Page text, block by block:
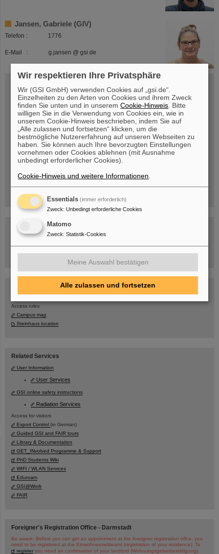
Jansen, Gabriele (GIV)
Telefon : 1776
E-Mail : g.jansen @ gsi.de
WEO Download Center (english)
Home Institution Declaration
Self Declaration
Application for invitation (for visa applications)
Canteen Vouchers
Confirmation Template for TUDa & h_da
Hotels
List of hotels
Rooms & Apartments
Opening Hours
Monday - Friday
from 09:00-14:00
For individual appointments, please contact us via
welcome-office(at)gsi.de.
How to get to GSI (LINK)
Access rules
Campus map
Steinhaus location
Related Services
User Information
User Services
GSI online safety instructions
Radiation Services
Access for visitors
Export Control (in German)
Guided GSI and FAIR tours
Library & Documentation
GET_INvolved Programme & Support
PhD Students Wiki
WIFI / WLAN Services
Eduroam
GSI@Work
FAIR
Foreigner's Registration Office - Darmstadt
Be aware: Before you can get an appointment at the foreigner registration offce, you
need to be registered at the Einwohnermeldeamt (registration of your residence). To
register you need an confirmation of your landlord (Wohnungsgeberbestätigung).
Wir respektieren Ihre Privatsphäre
Wir (GSI GmbH) verwenden Cookies auf „gsi.de“.
Einzelheiten zu den Arten von Cookies und ihrem Zweck
finden Sie unten und in unseremCookie-Hinweis . Bitte
willigen Sie in die Verwendung von Cookies ein, wie in
unserem Cookie-Hinweis beschrieben, indem Sie auf
„Alle zulassen und fortsetzen“ klicken, um die
bestmögliche Nutzererfahrung auf unseren Webseiten zu
haben. Sie können auch Ihre bevorzugten Einstellungen
vornehmen oder Cookies ablehnen (mit Ausnahme
unbedingt erforderlicher Cookies).
Cookie-Hinweis und weitere Informationen
Essentials (immer erforderlich)
Zweck: Unbedingt erforderliche Cookies
Matomo
Zweck: Statistik-Cookies
Meine Auswahl bestätigen
Alle zulassen und fortsetzen